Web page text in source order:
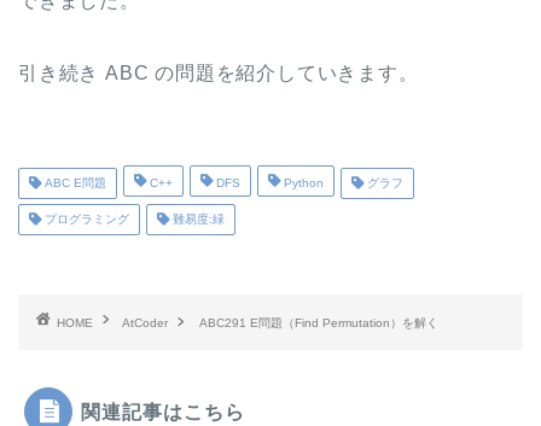
引き続き ABC の問題を紹介していきます。
ABC E問題 C++ DFS Python グラフ
プログラミング 難易度:緑
HOME AtCoder ABC291 E問題（Find Permutation）を解く
関連記事はこちら